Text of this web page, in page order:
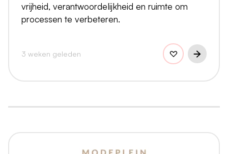
vrijheid, verantwoordelijkheid en ruimte om
processen te verbeteren.
3 weken geleden